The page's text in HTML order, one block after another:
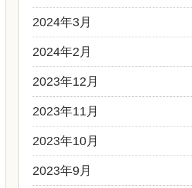
2024年3月
2024年2月
2023年12月
2023年11月
2023年10月
2023年9月